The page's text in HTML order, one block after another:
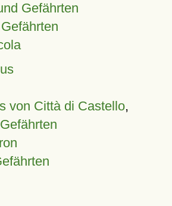
Gefährten
von Città di Castello,